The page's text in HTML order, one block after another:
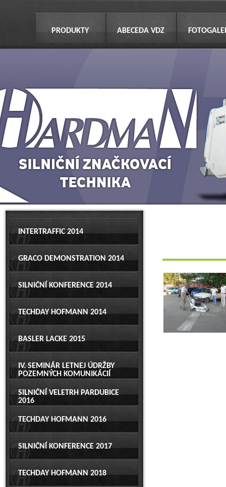
PRODUKTY ABECEDA VDZ
INTERTRAFFIC 2014
GRACO DEMONSTRATION 2014
SILNIČNÍ KONFERENCE 2014
TECHDAY HOFMANN 2014
BASLER LACKE 2015
IV. SEMINÁR LETNEJ ÚDRŽBY
POZEMNÝCH KOMUNIKÁCIÍ
SILNIČNÍ VELETRH PARDUBICE
2016
TECHDAY HOFMANN 2016
SILNIČNÍ KONFERENCE 2017
TECHDAY HOFMANN 2018